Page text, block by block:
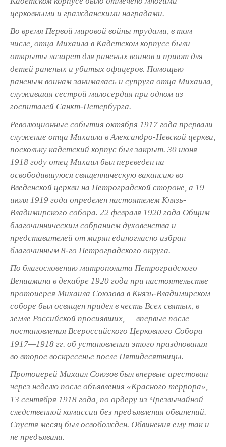
церковными и гражданскими наградами.
Во время Первой мировой войны трудами, в том
числе, отца Михаила в Кадетском корпусе были
открыты лазарет для раненых воинов и приют для
детей раненых и убитых офицеров. Помощью
раненым воинам занималась и супруга отца Михаила,
служившая сестрой милосердия при одном из
госпиталей Санкт-Петербурга.
Революционные события октября 1917 года прервали
служение отца Михаила в Александро-Невской церкви,
поскольку кадетский корпус был закрыт. 30 июня
1918 году отец Михаил был переведен на
освободившуюся священническую вакансию во
Введенской церкви на Петроградской стороне, а 19
июля 1919 года определен настоятелем Князь-
Владимирского собора. 22 февраля 1920 года Общим
благочинническим собранием духовенства и
представителей от мирян единогласно избран
благочинным 8-го Петроградского округа.
По благословению митрополита Петроградского
Вениамина в декабре 1920 года при настоятельстве
протоиерея Михаила Союзова в Князь-Владимирском
соборе был освящен придел в честь Всех святых, в
земле Российской просиявших, — впервые после
постановления Всероссийского Церковного Собора
1917—1918 гг. об установлении этого празднования
во второе воскресенье после Пятидесятницы.
Протоиерей Михаил Союзов был впервые арестован
через неделю после объявления «Красного террора»,
13 сентября 1918 года, по ордеру из Чрезвычайной
следственной комиссии без предъявления обвинений.
Спустя месяц был освобожден. Обвинения ему так и
не предъявили.